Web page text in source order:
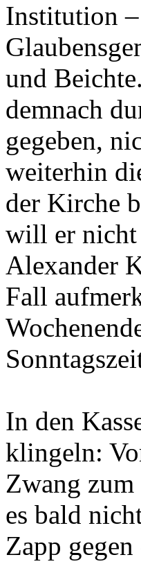
Institution
und
demnach
gegeben,
weiterhin
der Kirche
will er nicht
Alexander
Fall
In den
klingeln:
Zwang
es bald
Zapp